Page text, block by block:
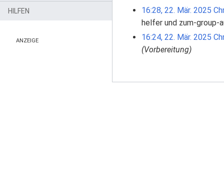
16:28, 22. Mär. 2025
helfer und zum-group-
16:24, 22. Mär. 2025
(Vorbereitung)
HILFEN
ANZEIGE